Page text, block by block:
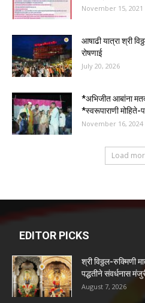
श्री विठ्ठल-रुक्मिणी
पद्धतीने संवर्धनास मंजुरी
जनसेवा, संघर्ष आणि
धोत्रे
POPULAR POSTS
सोलापूर जिल्ह्यात
सकाळी 7 ते 11
May 31, 2021